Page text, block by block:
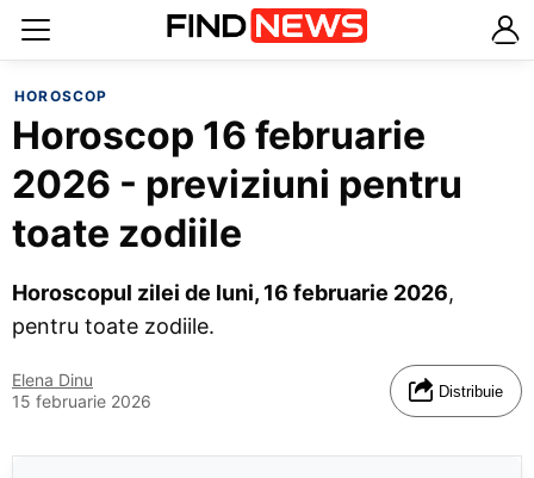
HOROSCOP
Horoscop 16 februarie
2026 - previziuni pentru
toate zodiile
Horoscopul zilei de luni, 16 februarie 2026,
pentru toate zodiile.
Elena Dinu
15 februarie 2026
Distribuie